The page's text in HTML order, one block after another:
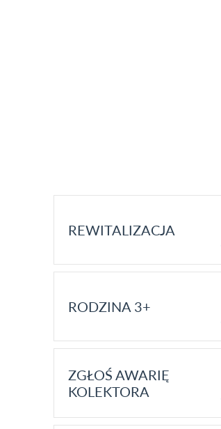
REWITALIZACJA
RODZINA 3+
ZGŁOŚ AWARIĘ
KOLEKTORA